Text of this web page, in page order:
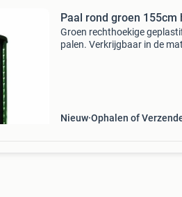
Paal rond groen 155cm
Groen rechthoekige
palen. Verkrijgbaar in de
Nieuw Ophalen of